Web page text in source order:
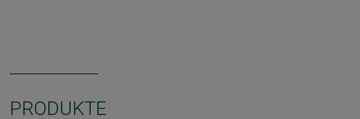
PRODUKTE